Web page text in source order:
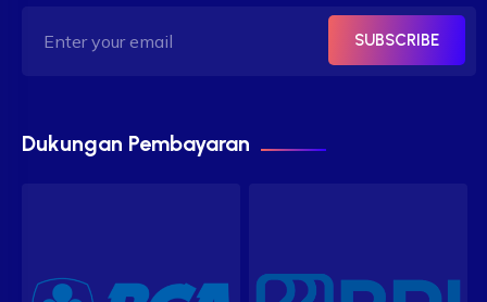
SUBSCRIBE
Dukungan Pembayaran